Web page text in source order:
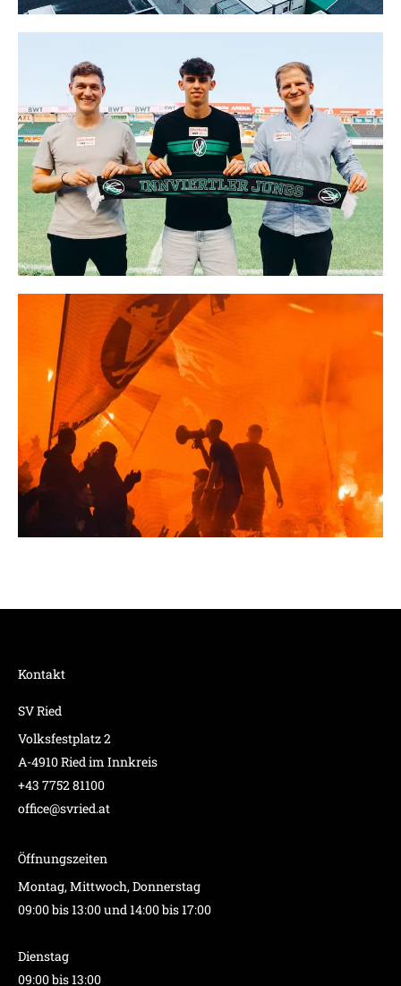
Kontakt
SV Ried
Volksfestplatz 2
A-4910 Ried im Innkreis
+43 7752 81100
office@svried.at
Öffnungszeiten
Montag, Mittwoch, Donnerstag
09:00 bis 13:00 und 14:00 bis 17:00
Dienstag
09:00 bis 13:00